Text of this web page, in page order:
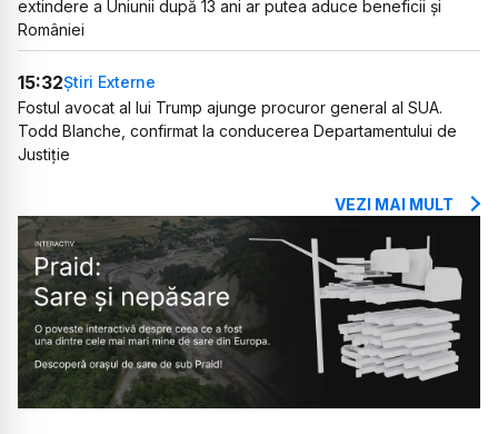
extindere a Uniunii după 13 ani ar putea aduce beneficii și
României
15:32Știri Externe
Fostul avocat al lui Trump ajunge procuror general al SUA.
Todd Blanche, confirmat la conducerea Departamentului de
Justiție
VEZI MAI MULT